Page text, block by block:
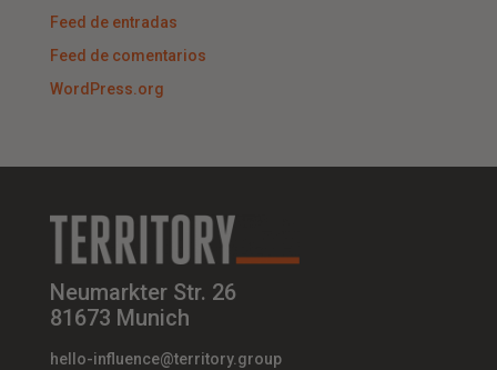
Feed de entradas
Feed de comentarios
WordPress.org
Neumarkter Str. 26
81673 Munich
hello-influence@territory.group